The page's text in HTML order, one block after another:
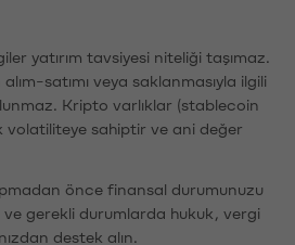
yatırım tavsiyesi niteliği taşımaz.
satımı veya saklanmasıyla ilgili
Kripto varlıklar (stablecoin
volatiliteye sahiptir ve ani değer
önce finansal durumunuzu
gerekli durumlarda hukuk, vergi
destek alın.